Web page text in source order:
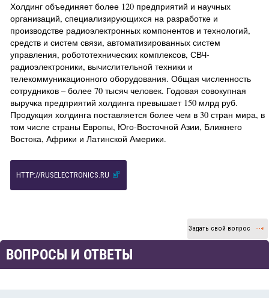
Холдинг объединяет более 120 предприятий и научных
организаций, специализирующихся на разработке и
производстве радиоэлектронных компонентов и технологий,
средств и систем связи, автоматизированных систем
управления, робототехнических комплексов, СВЧ-
радиоэлектроники, вычислительной техники и
телекоммуникационного оборудования. Общая численность
сотрудников – более 70 тысяч человек. Годовая совокупная
выручка предприятий холдинга превышает 150 млрд руб.
Продукция холдинга поставляется более чем в 30 стран мира, в
том числе страны Европы, Юго-Восточной Азии, Ближнего
Востока, Африки и Латинской Америки.
HTTP://RUSELECTRONICS.RU
Задать свой вопрос
ВОПРОСЫ И ОТВЕТЫ